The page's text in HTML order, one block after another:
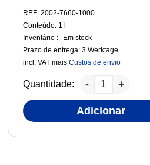
REF: 2002-7660-1000
Conteúdo: 1 l
Inventário :
Em stock
Prazo de entrega: 3 Werktage
incl. VAT mais Custos de envio
Quantidade:
Adicionar